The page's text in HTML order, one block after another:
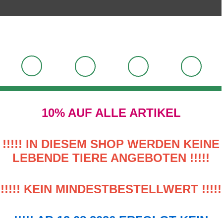
10% AUF ALLE ARTIKEL
!!!!! IN DIESEM SHOP WERDEN KEINE
LEBENDE TIERE ANGEBOTEN !!!!!
!!!!! KEIN MINDESTBESTELLWERT !!!!!